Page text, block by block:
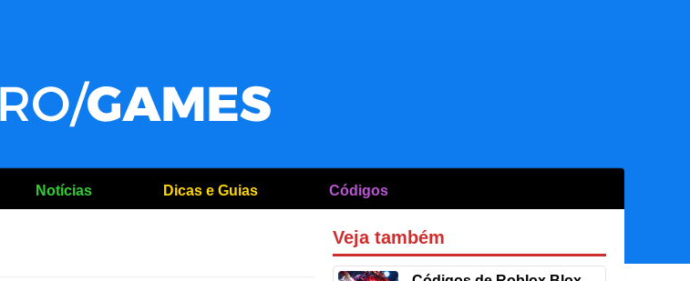
Notícias Dicas e Guias Códigos
Veja também